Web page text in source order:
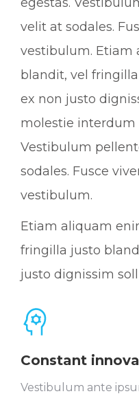
velit at sodales.
vestibulum. Etiam
blandit, vel
ex non justo
molestie interdum
Vestibulum
sodales. Fusce
vestibulum.
Etiam aliquam
fringilla justo
justo dignissim
Constant
Vestibulum ante